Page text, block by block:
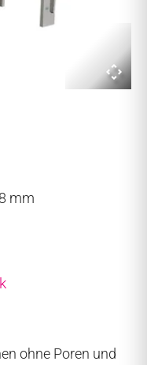
mm
ohne Poren und